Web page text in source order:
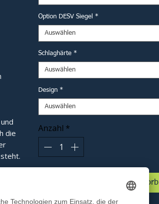
die
Option DESV Siegel *
Auswählen
Schlaghärte *
Auswählen
Design *
Auswählen
Anzahl *
In den Warenkorb